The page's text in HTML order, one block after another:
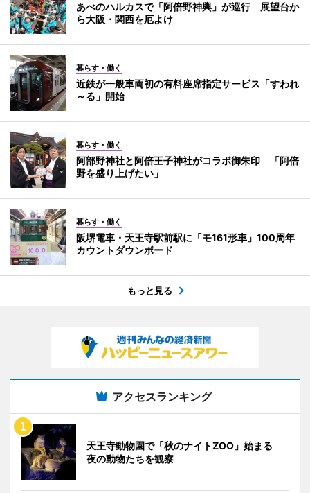
あべのハルカスで「阿倍野神輿」が巡行 展望台か
ら大阪・関西を厄よけ
暮らす・働く
近鉄が一般車両初の有料座席指定サービス「すわれ
～る」開始
暮らす・働く
阿部野神社と阿倍王子神社がコラボ御朱印 「阿倍
野を盛り上げたい」
暮らす・働く
阪堺電車・天王寺駅前駅に「モ161形車」100周年
カウントダウンボード
もっと見る
アクセスランキング
天王寺動物園で「秋のナイトZOO」始まる
夜の動物たちを観察